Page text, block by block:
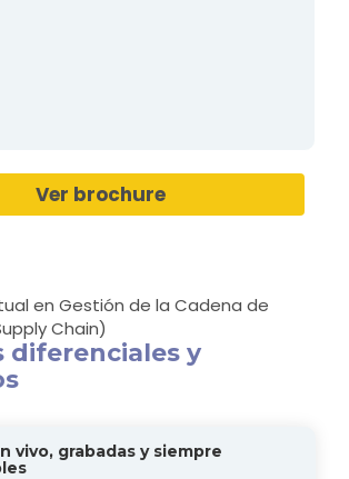
Ver brochure
en Gestión de la Cadena de
Chain)
diferenciales y
vivo, grabadas y siempre